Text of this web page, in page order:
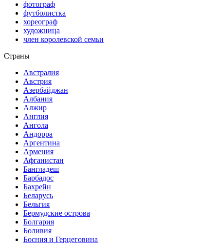
фотограф
футболистка
хореограф
художница
член королевской семьи
Страны
Австралия
Австрия
Азербайджан
Албания
Алжир
Англия
Ангола
Андорра
Аргентина
Армения
Афганистан
Бангладеш
Барбадос
Бахрейн
Беларусь
Бельгия
Бермудские острова
Болгария
Боливия
Босния и Герцеговина